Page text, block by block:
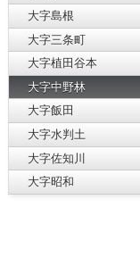
大字島根
大字三条町
大字植田谷本
大字中野林
大字飯田
大字水判土
大字佐知川
大字昭和